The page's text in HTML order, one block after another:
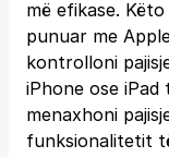
më efikase.
punuar me
kontrolloni
iPhone ose
menaxhoni
funksionalitetit